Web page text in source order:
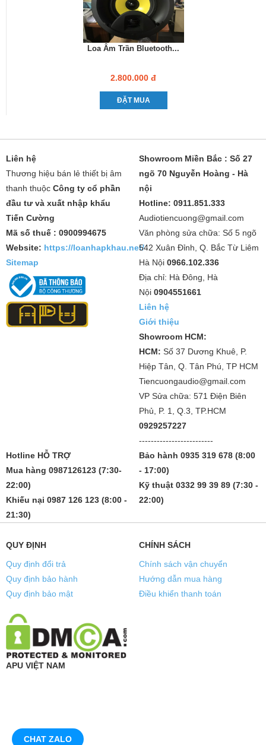
Loa Âm Trần Bluetooth...
2.800.000 đ
ĐẶT MUA
Liên hệ
Thương hiệu bán lẻ thiết bị âm
thanh thuộc Công ty cổ phần
đầu tư và xuất nhập khẩu
Tiến Cường
Mã số thuế : 0900994675
Website: https://loanhapkhau.net/
Sitemap
Showroom Miền Bắc : Số 27
ngõ 70 Nguyễn Hoàng - Hà
nội
Hotline: 0911.851.333
Audiotiencuong@gmail.com
Văn phòng sửa chữa: Số 5 ngõ
542 Xuân Đỉnh, Q. Bắc Từ Liêm
Hà Nội 0966.102.336
Địa chỉ: Hà Đông, Hà
Nội 0904551661
Liên hệ
Giới thiệu
Showroom HCM:
HCM: Số 37 Dương Khuê, P.
Hiệp Tân, Q. Tân Phú, TP HCM
Tiencuongaudio@gmail.com
VP Sửa chữa: 571 Điện Biên
Phủ, P. 1, Q.3, TP.HCM
0929257227
-------------------------
Hotline HỖ TRỢ
Mua hàng 0987126123 (7:30-
22:00)
Khiếu nại 0987 126 123 (8:00 -
21:30)
Bảo hành 0935 319 678 (8:00
- 17:00)
Kỹ thuật 0332 99 39 89 (7:30 -
22:00)
QUY ĐỊNH
Quy định đổi trả
Quy định bảo hành
Quy định bảo mật
CHÍNH SÁCH
Chính sách vận chuyển
Hướng dẫn mua hàng
Điều khiển thanh toán
APU VIỆT NAM
CHAT ZALO